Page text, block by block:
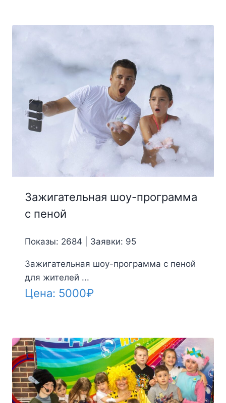
Зажигательная шоу-программа
с пеной
Показы: 2684 | Заявки: 95
Зажигательная шоу-программа с пеной
для жителей ...
Цена: 5000₽